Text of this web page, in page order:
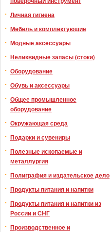
Личная гигиена
Мебель и комплектующие
Модные аксессуары
Неликвидные запасы (стоки)
Оборудование
Обувь и аксессуары
Общее промышленное
оборудование
Окружающая среда
Подарки и сувениры
Полезные ископаемые и
металлургия
Полиграфия и издательское дело
Продукты питания и напитки
Продукты питания и напитки из
России и СНГ
Производственное и